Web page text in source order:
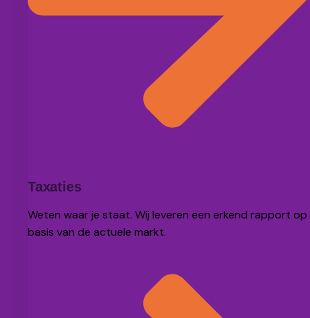
Taxaties
Weten waar je staat. Wij leveren een erkend rapport op
basis van de actuele markt.